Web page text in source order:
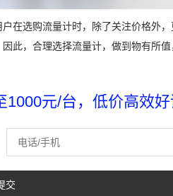
在选购流量计时，除了关注价格外
此，合理选择流量计，做到物有所
元/台，低价高效